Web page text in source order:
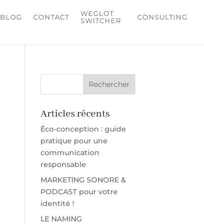
BLOG CONTACT
WEGLOT
SWITCHER
CONSULTING
Articles récents
Éco-conception : guide
pratique pour une
communication
responsable
MARKETING SONORE &
PODCAST pour votre
identité !
LE NAMING